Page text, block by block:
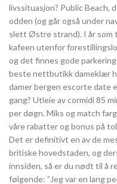
livssituasjon? Public Beach,
odden (og går også under
slett Østre strand). I år som
kafeen utenfor
og det finnes gode
beste nettbutikk dameklær
damer bergen escorte date
gang? Utleie av cormidi 85
per døgn. Miks og match
våre rabatter og bonus på
Det er definitivt en av de
britiske hovedstaden, og
innsiden, så er du nødt til å
følgende: ”Jeg var en lang